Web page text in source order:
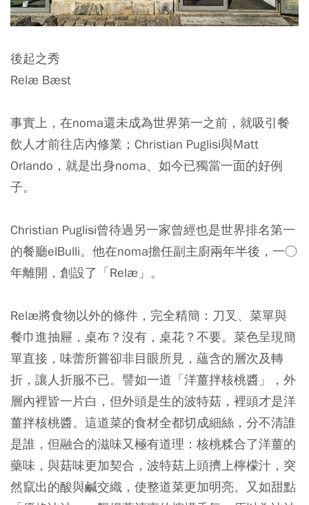
後起之秀
Relæ Bæst
事實上，在noma還未成為世界第一之前，就吸引餐
飲人才前往店內修業；Christian Puglisi與Matt
Orlando，就是出身noma、如今已獨當一面的好例
子。
Christian Puglisi曾待過另一家曾經也是世界排名第一
的餐廳elBulli。他在noma擔任副主廚兩年半後，一○
年離開，創設了「Relæ」。
Relæ將食物以外的條件，完全精簡：刀叉、菜單與
餐巾進抽屜，桌布？沒有，桌花？不要。菜色呈現簡
單直接，味蕾所嘗卻非目眼所見，蘊含的層次及轉
折，讓人折服不已。譬如一道「洋薑拌核桃醬」，外
層內裡皆一片白，但外頭是生的波特菇，裡頭才是洋
薑拌核桃醬。這道菜的食材全都切成細絲，分不清誰
是誰，但融合的滋味又極有道理：核桃糅合了洋薑的
藥味，與菇味更加契合，波特菇上頭擠上檸檬汁，突
然竄出的酸與鹹交織，使整道菜更加明亮。又如甜點